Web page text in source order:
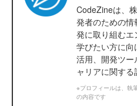
CodeZineは、
発者のための
発に取り組む
学びたい方に向
活用、開発ツ
ャリアに関する
※プロフィールは、執
の内容です